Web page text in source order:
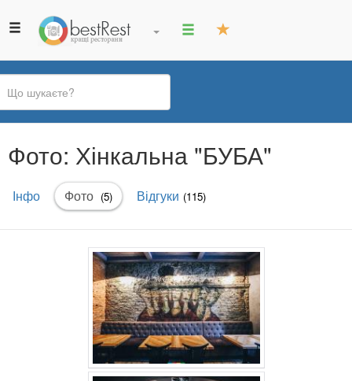
Ви
єФото: Хінкальна "БУБА"
Первинні
вкладки
Інфо Фото (активна
вкладка)
(5) Відгуки (115)